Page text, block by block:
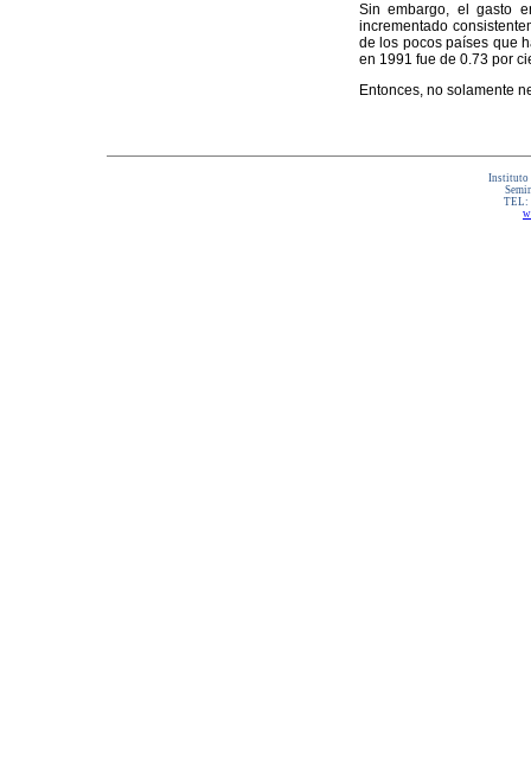
Sin embargo, el gasto
incrementado
de los pocos países que
en 1991 fue de 0.73 por
Entonces, no solamente
Instituto
TEL: